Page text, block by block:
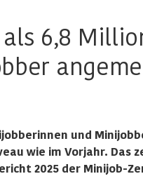
6,8
und
wie im Vorjahr. Das
2025 der Minijob-